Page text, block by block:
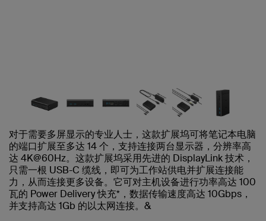
对于需要多屏显示的专业人士，这款扩展坞可将笔记本电脑
的端口扩展至多达 14 个，支持连接两台显示器，分辨率高
达 4K@60Hz。这款扩展坞采用先进的 DisplayLink 技术，
只需一根 USB-C 缆线，即可为工作站供电并扩展连接能
力，从而连接更多设备。它可对主机设备进行功率高达 100
瓦的 Power Delivery 快充*，数据传输速度高达 10Gbps，
并支持高达 1Gb 的以太网连接。&